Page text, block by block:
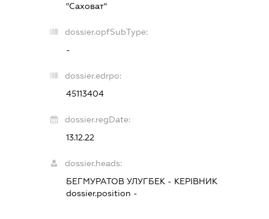
"Саховат"
dossier.opfSubType:
-
dossier.edrpo:
45113404
dossier.regDate:
13.12.22
dossier.heads:
БЕГМУРАТОВ УЛУГБЕК - КЕРІВНИК
dossier.position -